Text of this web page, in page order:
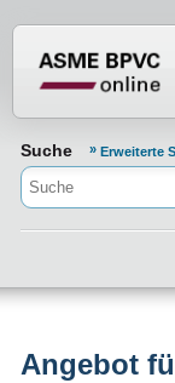
Suche Erweiterte
Angebot